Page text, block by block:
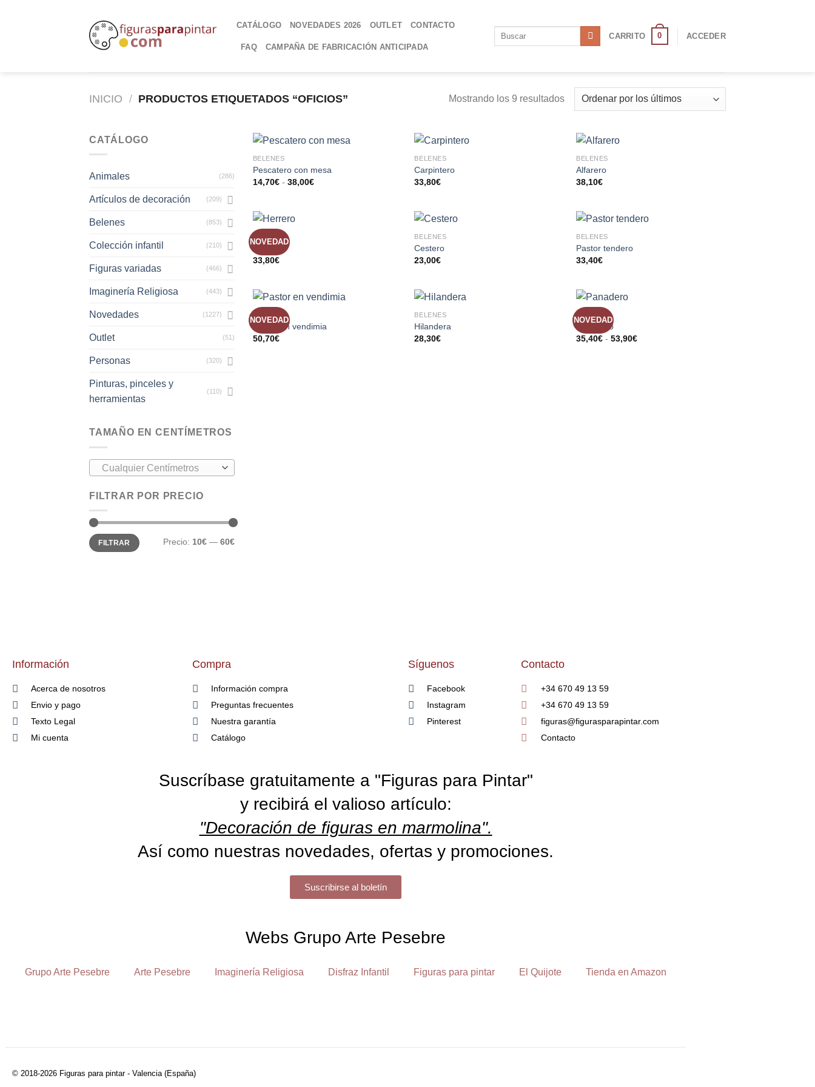
CATÁLOGO NOVEDADES 2026 OUTLET CONTACTO
FAQ CAMPAÑA DE FABRICACIÓN ANTICIPADA
CARRITO 0 ACCEDER
INICIO / PRODUCTOS ETIQUETADOS “OFICIOS” Mostrando los 9 resultados
CATÁLOGO
Animales (286)
Artículos de decoración (209)
Belenes (853)
Colección infantil (210)
Figuras variadas (466)
Imaginería Religiosa (443)
Novedades (1227)
Outlet (51)
Personas (320)
Pinturas, pinceles y
herramientas
(110)
TAMAÑO EN CENTÍMETROS
Cualquier Centímetros
FILTRAR POR PRECIO
FILTRAR Precio: 10€ — 60€
BELENES
Pescatero con mesa
14,70€ - 38,00€
BELENES
Carpintero
33,80€
BELENES
Alfarero
38,10€
NOVEDAD
33,80€
BELENES
Cestero
23,00€
BELENES
Pastor tendero
33,40€
NOVEDAD
BELENES
Pastor en vendimia
50,70€
BELENES
Hilandera
28,30€
NOVEDAD
BELENES
Panadero
35,40€ - 53,90€
Información
Acerca de nosotros
Envio y pago
Texto Legal
Mi cuenta
Compra
Información compra
Preguntas frecuentes
Nuestra garantía
Catálogo
Síguenos
Facebook
Instagram
Pinterest
Contacto
+34 670 49 13 59
+34 670 49 13 59
figuras@figurasparapintar.com
Contacto
Suscríbase gratuitamente a "Figuras para Pintar"
y recibirá el valioso artículo:
"Decoración de figuras en marmolina".
Así como nuestras novedades, ofertas y promociones.
Suscribirse al boletín
Webs Grupo Arte Pesebre
Grupo Arte Pesebre Arte Pesebre Imaginería Religiosa Disfraz Infantil Figuras para pintar El Quijote Tienda en Amazon
© 2018-2026 Figuras para pintar - Valencia (España)